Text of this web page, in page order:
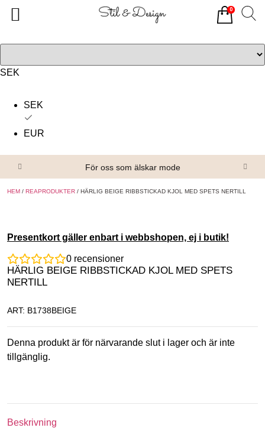
SEK
SEK
EUR
För oss som älskar mode
HEM / REAPRODUKTER / HÄRLIG BEIGE RIBBSTICKAD KJOL MED SPETS NERTILL
Presentkort gäller enbart i webbshopen, ej i butik!
0 recensioner
HÄRLIG BEIGE RIBBSTICKAD KJOL MED SPETS
NERTILL
ART: B1738BEIGE
Denna produkt är för närvarande slut i lager och är inte
tillgänglig.
Beskrivning
0
Alla produkter
Om oss